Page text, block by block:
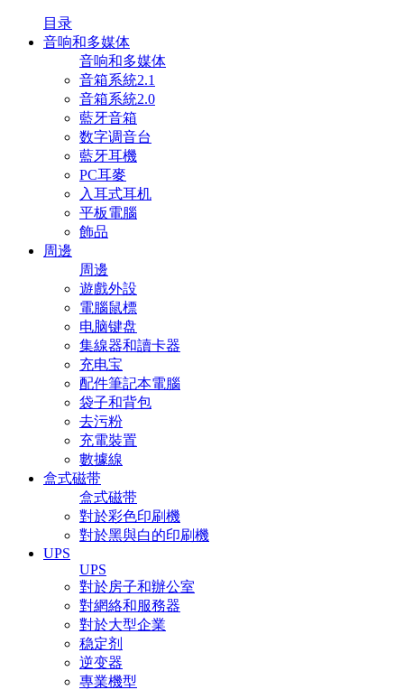
目录
音响和多媒体
音响和多媒体
音箱系統2.1
音箱系統2.0
藍牙音箱
数字调音台
藍牙耳機
PC耳麥
入耳式耳机
平板電腦
飾品
周邊
周邊
遊戲外設
電腦鼠標
电脑键盘
集線器和讀卡器
充电宝
配件筆記本電腦
袋子和背包
去污粉
充電裝置
數據線
盒式磁带
盒式磁带
對於彩色印刷機
對於黑與白的印刷機
UPS
UPS
對於房子和辦公室
對網絡和服務器
對於大型企業
稳定剂
逆变器
專業機型